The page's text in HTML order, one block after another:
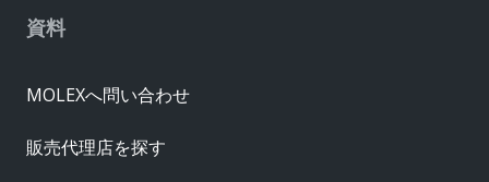
資料
MOLEXへ問い合わせ
販売代理店を探す